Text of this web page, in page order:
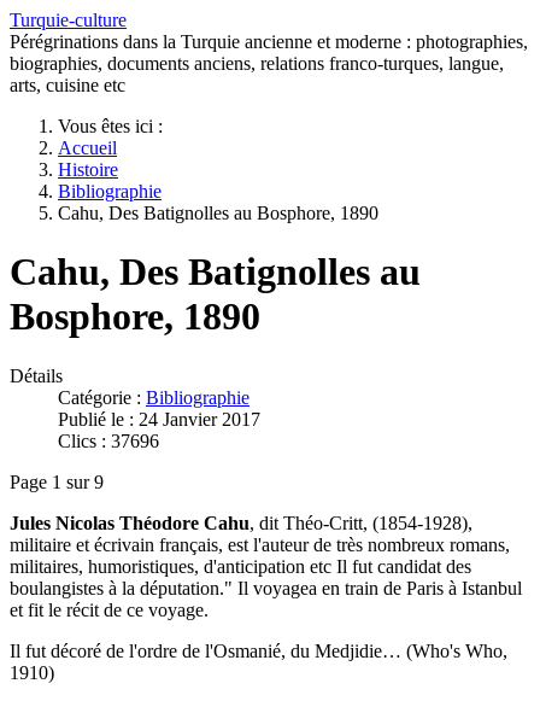
Turquie-culture
Pérégrinations dans la Turquie ancienne et moderne : photographies,
biographies, documents anciens, relations franco-turques, langue,
arts, cuisine etc
Vous êtes ici :
Accueil
Histoire
Bibliographie
Cahu, Des Batignolles au Bosphore, 1890
Cahu, Des Batignolles au
Bosphore, 1890
Détails
Catégorie : Bibliographie
Publié le : 24 Janvier 2017
Clics : 37696
Page 1 sur 9
Jules Nicolas Théodore Cahu, dit Théo-Critt, (1854-1928),
militaire et écrivain français, est l'auteur de très nombreux romans,
militaires, humoristiques, d'anticipation etc Il fut candidat des
boulangistes à la députation." Il voyagea en train de Paris à Istanbul
et fit le récit de ce voyage.
Il fut décoré de l'ordre de l'Osmanié, du Medjidie… (Who's Who,
1910)